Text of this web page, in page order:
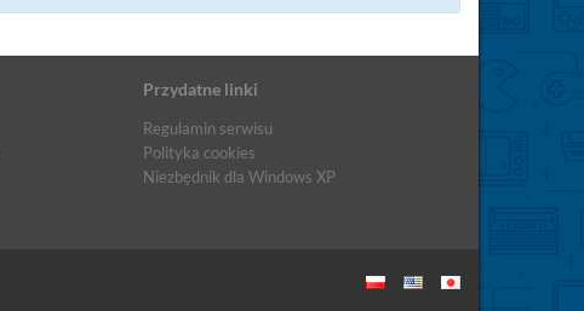
Przydatne linki
Regulamin serwisu
Polityka cookies
Niezbędnik dla Windows XP